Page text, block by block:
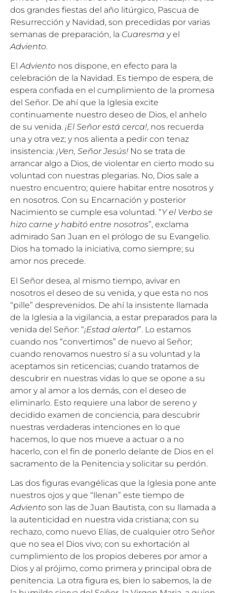
dos grandes fiestas del año litúrgico, Pascua de
Resurrección y Navidad, son precedidas por varias
semanas de preparación, la Cuaresma y el
Adviento.
ElAdviento nos dispone, en efecto para la
celebración de la Navidad. Es tiempo de espera, de
espera confiada en el cumplimiento de la promesa
del Señor. De ahí que la Iglesia excite
continuamente nuestro deseo de Dios, el anhelo
de su venida. ¡El Señor está cerca!, nos recuerda
una y otra vez; y nos alienta a pedir con tenaz
insistencia: ¡Ven, Señor Jesús! No se trata de
arrancar algo a Dios, de violentar en cierto modo su
voluntad con nuestras plegarias. No, Dios sale a
nuestro encuentro; quiere habitar entre nosotros y
en nosotros. Con su Encarnación y posterior
Nacimiento se cumple esa voluntad. “Y el Verbo se
hizo carne y habitó entre nosotros”, exclama
admirado San Juan en el prólogo de su Evangelio.
Dios ha tomado la iniciativa, como siempre; su
amor nos precede.
El Señor desea, al mismo tiempo, avivar en
nosotros el deseo de su venida, y que esta no nos
“pille” desprevenidos. De ahí la insistente llamada
de la Iglesia a la vigilancia, a estar preparados para la
venida del Señor: “¡Estad alerta!”. Lo estamos
cuando nos “convertimos” de nuevo al Señor;
cuando renovamos nuestro sí a su voluntad y la
aceptamos sin reticencias; cuando tratamos de
descubrir en nuestras vidas lo que se opone a su
amor y al amor a los demás, con el deseo de
eliminarlo. Esto requiere una labor de sereno y
decidido examen de conciencia, para descubrir
nuestras verdaderas intenciones en lo que
hacemos, lo que nos mueve a actuar o a no
hacerlo, con el fin de ponerlo delante de Dios en el
sacramento de la Penitencia y solicitar su perdón.
Las dos figuras evangélicas que la Iglesia pone ante
nuestros ojos y que “llenan” este tiempo de
Adviento son las de Juan Bautista, con su llamada a
la autenticidad en nuestra vida cristiana; con su
rechazo, como nuevo Elías, de cualquier otro Señor
que no sea el Dios vivo; con su exhortación al
cumplimiento de los propios deberes por amor a
Dios y al prójimo, como primera y principal obra de
penitencia. La otra figura es, bien lo sabemos, la de